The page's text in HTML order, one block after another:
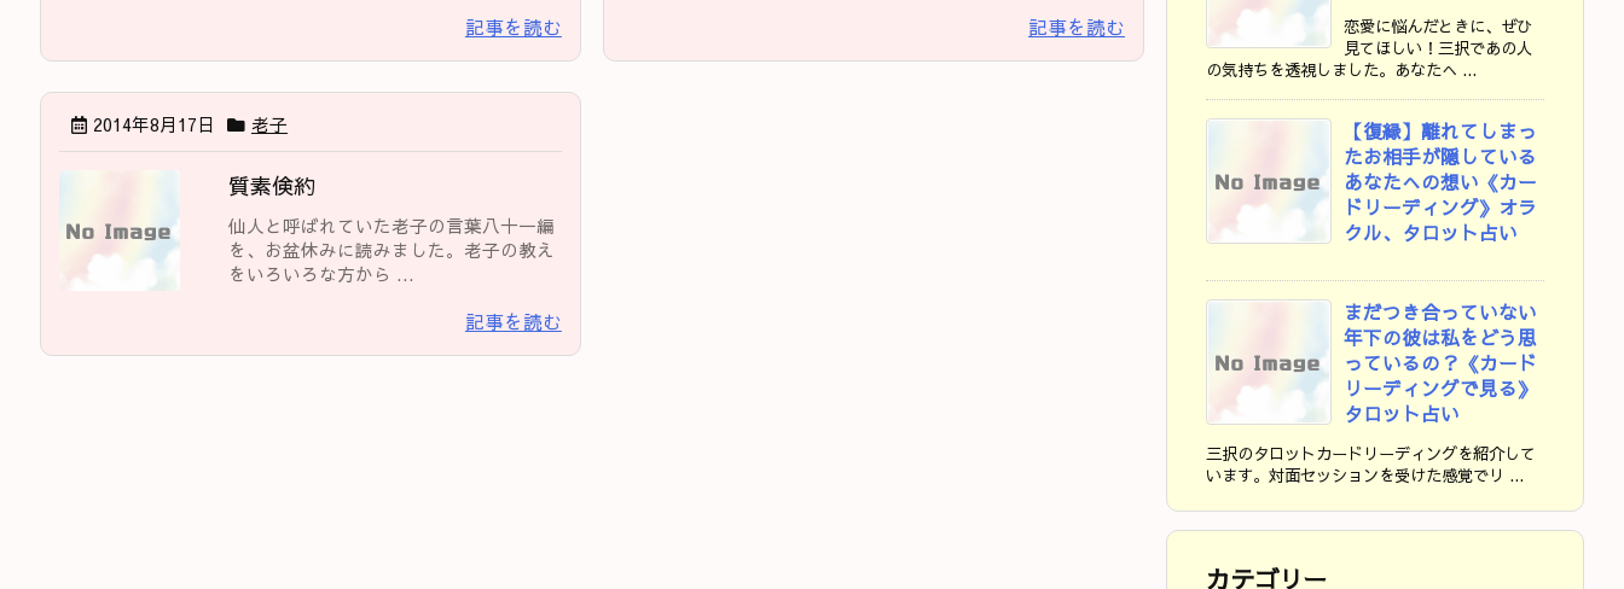
記事を読む 記事を読む
2014年8月17日 老子
質素倹約
仙人と呼ばれていた老子の言葉八十一編
を、お盆休みに読みました。老子の教え
をいろいろな方から ...
記事を読む
恋愛に悩んだときに、ぜひ
見てほしい！三択であの人
の気持ちを透視しました。あなたへ ...
【復縁】離れてしまっ
たお相手が隠している
あなたへの想い《カー
ドリーディング》オラ
クル、タロット占い
まだつき合っていない
年下の彼は私をどう思
っているの？《カード
リーディングで見る》
タロット占い
三択のタロットカードリーディングを紹介して
います。対面セッションを受けた感覚でリ ...
カテゴリー